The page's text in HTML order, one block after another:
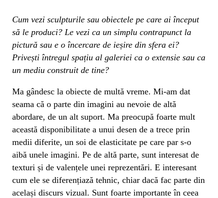
Cum vezi sculpturile sau obiectele pe care ai început
să le produci? Le vezi ca un simplu contrapunct la
pictură sau e o încercare de ieșire din sfera ei?
Privești întregul spațiu al galeriei ca o extensie sau ca
un mediu construit de tine?
Ma gândesc la obiecte de multă vreme. Mi-am dat
seama că o parte din imagini au nevoie de altă
abordare, de un alt suport. Ma preocupă foarte mult
această disponibilitate a unui desen de a trece prin
medii diferite, un soi de elasticitate pe care par s-o
aibă unele imagini. Pe de altă parte, sunt interesat de
texturi și de valențele unei reprezentări. E interesant
cum ele se diferențiază tehnic, chiar dacă fac parte din
același discurs vizual. Sunt foarte importante în ceea